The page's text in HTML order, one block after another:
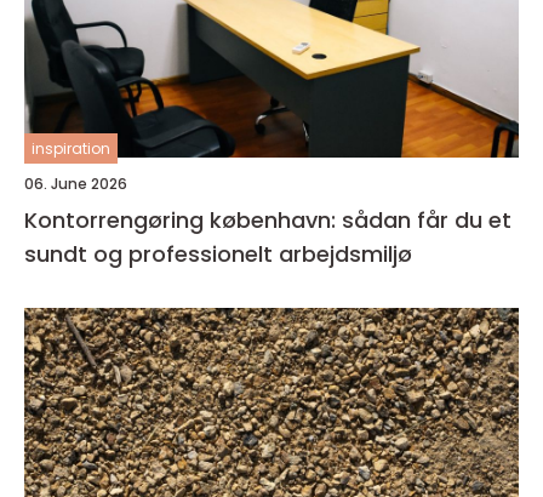
inspiration
06. June 2026
Kontorrengøring københavn: sådan får du et
sundt og professionelt arbejdsmiljø